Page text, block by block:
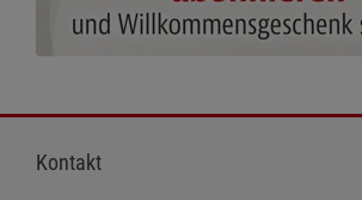
Kontakt